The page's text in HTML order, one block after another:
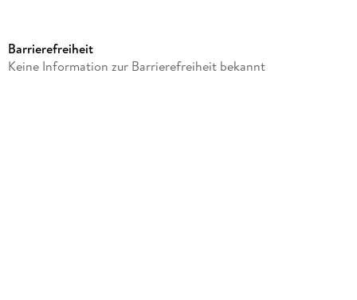
Autor/Autorin
Barrierefreiheit
Keine Information zur Barrierefreiheit bekannt